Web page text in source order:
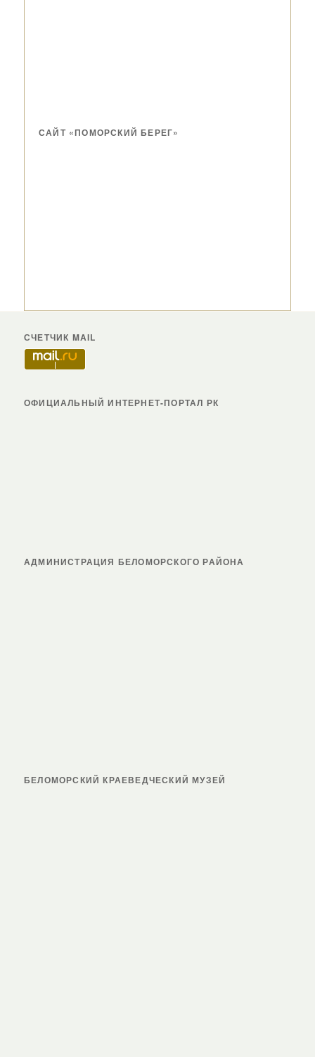
САЙТ «ПОМОРСКИЙ БЕРЕГ»
СЧЕТЧИК MAIL
ОФИЦИАЛЬНЫЙ ИНТЕРНЕТ-ПОРТАЛ РК
АДМИНИСТРАЦИЯ БЕЛОМОРСКОГО РАЙОНА
БЕЛОМОРСКИЙ КРАЕВЕДЧЕСКИЙ МУЗЕЙ